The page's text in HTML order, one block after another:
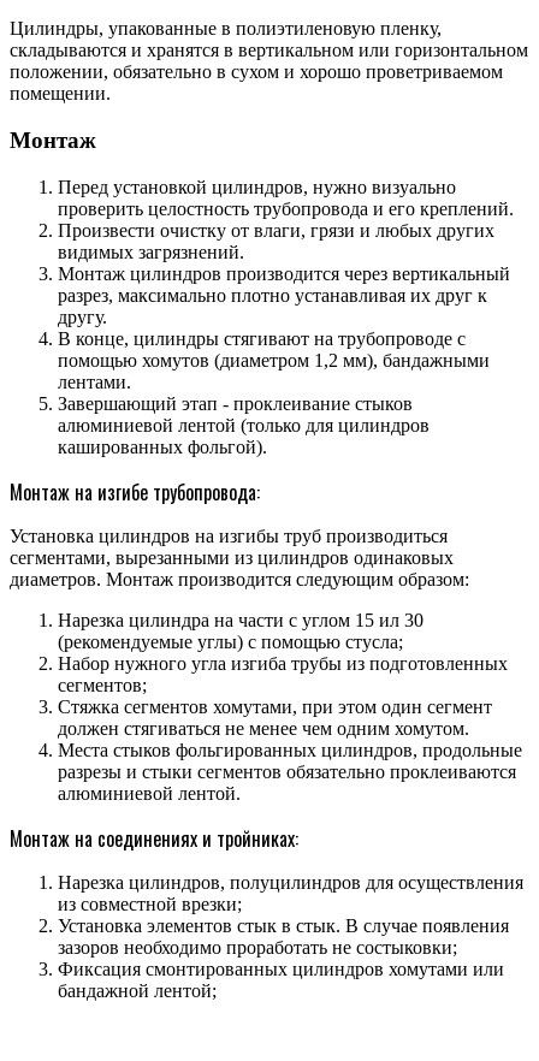
Цилиндры, упакованные в полиэтиленовую пленку,
складываются и хранятся в вертикальном или горизонтальном
положении, обязательно в сухом и хорошо проветриваемом
помещении.
Монтаж
Перед установкой цилиндров, нужно визуально
проверить целостность трубопровода и его креплений.
Произвести очистку от влаги, грязи и любых других
видимых загрязнений.
Монтаж цилиндров производится через вертикальный
разрез, максимально плотно устанавливая их друг к
другу.
В конце, цилиндры стягивают на трубопроводе с
помощью хомутов (диаметром 1,2 мм), бандажными
лентами.
Завершающий этап - проклеивание стыков
алюминиевой лентой (только для цилиндров
кашированных фольгой).
Монтаж на изгибе трубопровода:
Установка цилиндров на изгибы труб производиться
сегментами, вырезанными из цилиндров одинаковых
диаметров. Монтаж производится следующим образом:
Нарезка цилиндра на части с углом 15 ил 30
(рекомендуемые углы) с помощью стусла;
Набор нужного угла изгиба трубы из подготовленных
сегментов;
Стяжка сегментов хомутами, при этом один сегмент
должен стягиваться не менее чем одним хомутом.
Места стыков фольгированных цилиндров, продольные
разрезы и стыки сегментов обязательно проклеиваются
алюминиевой лентой.
Монтаж на соединениях и тройниках:
Нарезка цилиндров, полуцилиндров для осуществления
из совместной врезки;
Установка элементов стык в стык. В случае появления
зазоров необходимо проработать не состыковки;
Фиксация смонтированных цилиндров хомутами или
бандажной лентой;